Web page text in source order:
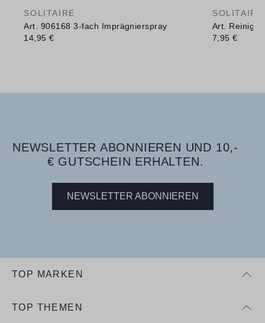
SOLITAIRE
Art. 906168 3-fach Imprägnierspray
14,95 €
SOLITAIRE
Art.
7,95 €
NEWSLETTER ABONNIEREN UND 10,-
€ GUTSCHEIN ERHALTEN.
NEWSLETTER ABONNIEREN
TOP MARKEN
TOP THEMEN